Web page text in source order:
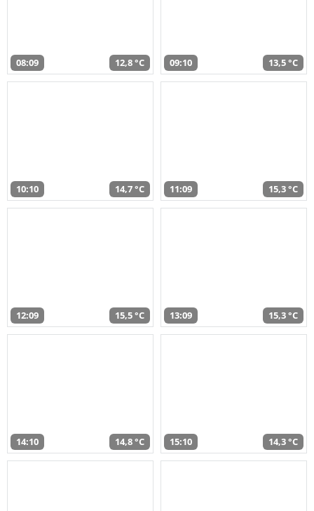
08:09 12,8 °C 09:10 13,5 °C
10:10 14,7 °C 11:09 15,3 °C
12:09 15,5 °C 13:09 15,3 °C
14:10 14,8 °C 15:10 14,3 °C